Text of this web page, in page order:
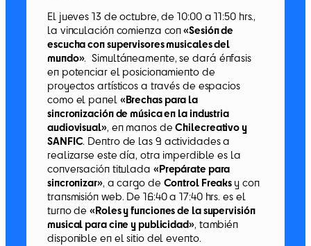
El jueves 13 de octubre, de 10:00 a 11:50 hrs.,
la vinculación comienza con«Sesión de
escucha con supervisores musicales del
mundo». Simultáneamente, se dará énfasis
en potenciar el posicionamiento de
proyectos artísticos a través de espacios
como el panel «Brechas para la
sincronización de música en la industria
audiovisual», en manos deChilecreativo y
SANFIC. Dentro de las 9 actividades a
realizarse este día, otra imperdible es la
conversación titulada «Prepárate para
sincronizar», a cargo de Control Freaks y con
transmisión web. De 16:40 a 17:40 hrs. es el
turno de«Roles y funciones de la supervisión
musical para cine y publicidad», también
disponible en el sitio del evento.